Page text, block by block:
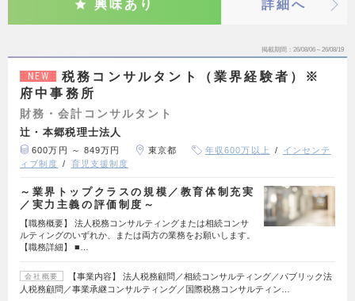
興味あり 詳細へ
掲載期間 26/08/06～26/08/19
NEW
税務コンサルタント（業界経験者）※
府中事務所
財務・会計コンサルタント
辻・本郷税理士法人
600万円 ～ 849万円 東京都 年収600万以上
インセンテ
ィブ制度
育児支援制度
～業界トップクラスの規模／教育体制充実
／実力主義の評価制度～
【職務概要】 法人税務コンサルティングまたは相続コンサ
ルティングのいずれか、または両方の業務をお願いします。
【職務詳細】 ■…
会社概要
【事業内容】 法人税務顧問／相続コンサルティング／パブリック法
人税務顧問／事業承継コンサルティング／国際税務コンサルティン…